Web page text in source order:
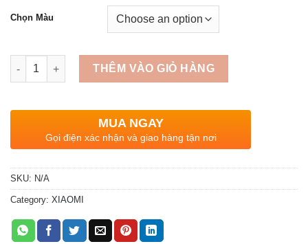
Chọn Màu
Quantity
THÊM VÀO GIỎ HÀNG
MUA NGAY
Gọi điện xác nhận và giao hàng tận nơi
SKU: N/A
Category: XIAOMI